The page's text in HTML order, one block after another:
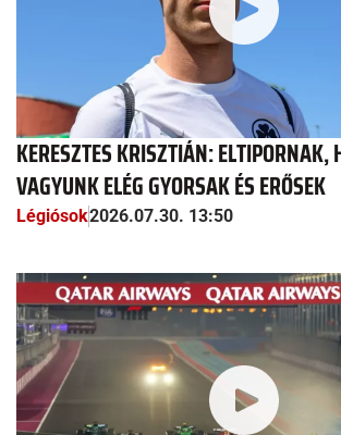
KERESZTES KRISZTIÁN: ELTIPORNAK,
VAGYUNK ELÉG GYORSAK ÉS ERŐSEK
Légiósok2026.07.30. 13:50